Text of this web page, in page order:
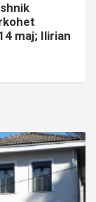
maj; Ilirian